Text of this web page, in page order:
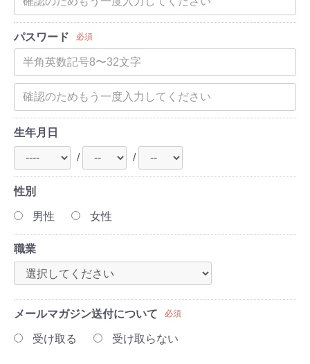
パスワード 必須
生年月日
/ /
性別
男性 女性
職業
メールマガジン送付について 必須
受け取る 受け取らない